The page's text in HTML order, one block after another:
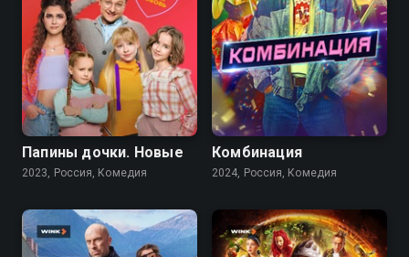
8.3
Папины дочки. Новые
2023, Россия, Комедия
7.6
Комбинация
2024, Россия, Комедия